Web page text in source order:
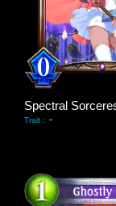
Spectral
Trait : -